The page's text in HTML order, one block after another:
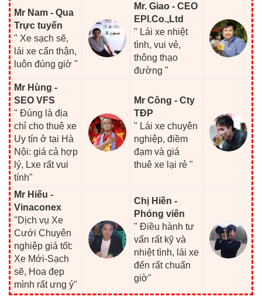
Mr Nam - Qua
Trực tuyến
" Xe sạch sẽ,
lái xe cẩn thận,
luôn đúng giờ "
Mr. Giao - CEO
EPI.Co.,Ltd
" Lái xe nhiệt
tình, vui vẻ,
thông thạo
đường "
Mr Hùng -
SEO VFS
" Đúng là địa
chỉ cho thuê xe
Uy tín ở tại Hà
Nội: giá cả hợp
lý, Lxe rất vui
tính"
Mr Công - Cty
TĐP
" Lái xe chuyên
nghiệp, điềm
đạm và giá
thuê xe lại rẻ "
Mr Hiếu -
Vinaconex
"Dịch vụ Xe
Cưới Chuyên
nghiệp giá tốt:
Xe Mới-Sạch
sẽ, Hoa đẹp
mình rất ưng ý"
Chị Hiền -
Phóng viên
" Điều hành tư
vấn rất kỹ và
nhiệt tình, lái xe
đến rất chuẩn
giờ"